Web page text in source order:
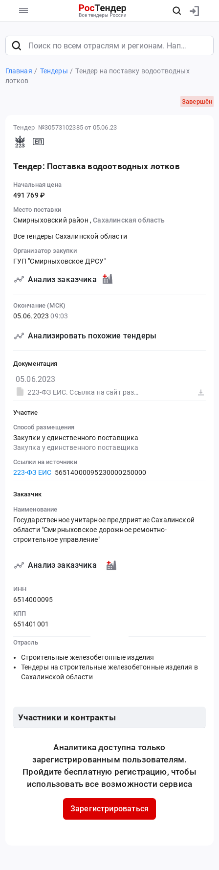
Главная Тендеры
Тендер на поставку водоотводных
лотков
Завершён
Тендер №30573102385 от 05.06.23
Тендер: Поставка водоотводных лотков
Начальная цена
491 769 ₽
Место поставки
Смирныховский район ,Сахалинская область
Все тендеры Сахалинской области
Организатор закупки
ГУП "Смирныховское ДРСУ"
Анализ заказчика
Окончание (МСК)
05.06.2023 09:03
Анализировать похожие тендеры
Документация
05.06.2023
223-ФЗ ЕИС. Ссылка на сайт размещения тендера #30573102385.doc
Участие
Способ размещения
Закупки у единственного поставщика
Закупка у единственного поставщика
Ссылки на источники
223-ФЗ ЕИС 56514000095230000250000
Заказчик
Наименование
Государственное унитарное предприятие Сахалинской
области "Смирныховское дорожное ремонтно-
строительное управление"
Анализ заказчика
ИНН
6514000095
КПП
651401001
Отрасль
Строительные железобетонные изделия
Тендеры на строительные железобетонные изделия в
Сахалинской области
Участники и контракты
Аналитика доступна только
зарегистрированным пользователям.
Пройдите бесплатную регистрацию, чтобы
использовать все возможности сервиса
Зарегистрироваться